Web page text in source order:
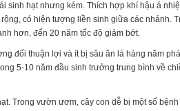
sinh hạt nhưng kém. Thích hợp khí hậu á
có hiện tượng liền sinh giữa các nhánh.
hơn, đến 20 năm tốc độ giảm bớt.
đối thuận lợi và ít bị sâu ăn lá hàng năm
5-10 năm đầu sinh trưởng trung bình về
Trong vườn ươm, cây con dễ bị một số